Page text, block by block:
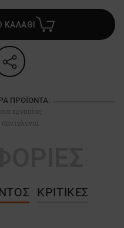
ΠΡΟΪΌΝΤΑ:
εργασίας
ΚΡΙΤΙΚΈΣ